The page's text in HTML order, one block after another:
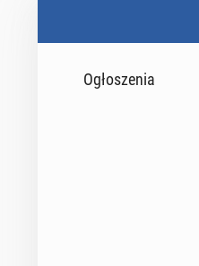
Ogłoszenia